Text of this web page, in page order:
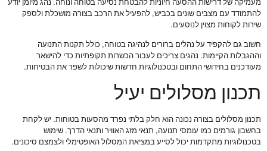
מעמיקה של דרישות ההסעה חיוניות להבטחת נסיעה בטוחה ונוחה. נהג מיומן יודע
להתמודד עם מצבים שונים בכביש, להפעיל את הרכב בצורה מושכלת ולספק
שירות לקוחות מצוין לנוסעים.
חשוב גם להקפיד על נהלים ברורים לנהיגה בטוחה, כולל תקנות התנועה
וההגבלות הקיימות. נהגים צריכים לעבור הכשרות תקופתיות כדי להישאר
מעודכנים בחידושי התחום ובטכנולוגיות חדשות שיכולות לשפר את הבטיחות.
תכנון מסלולים יעיל
תכנון מסלולים בצורה נכונה הוא חלק בלתי נפרד מהסעות בטוחות. יש לקחת
בחשבון גורמים כמו עומסי תנועה, תנאי מזג האוויר ותנאי הדרך. שימוש
בטכנולוגיות מתקדמות יכול לסייע במציאת המסלול האופטימלי ולצמצם סיכונים.